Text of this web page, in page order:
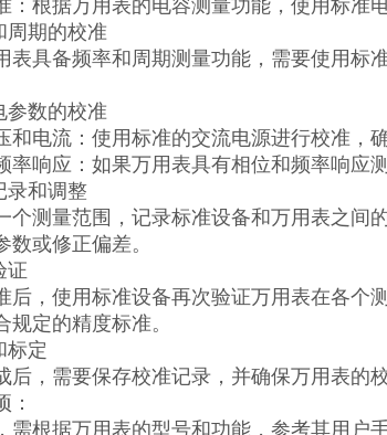
：根据万用表的电容测量功能，使用标准
周期的校准
表具备频率和周期测量功能，需要使用标
参数的校准
和电流：使用标准的交流电源进行校准，
率响应：如果万用表具有相位和频率响应
录和调整
个测量范围，记录标准设备和万用表之间
数或修正偏差。
证
后，使用标准设备再次验证万用表在各个
规定的精度标准。
标定
后，需要保存校准记录，并确保万用表的
：
需根据万用表的型号和功能，参考其用户